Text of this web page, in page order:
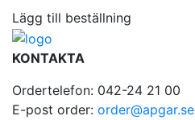
Lägg till beställning
KONTAKTA
Ordertelefon: 042-24 21 00
E-post order: order@apgar.se